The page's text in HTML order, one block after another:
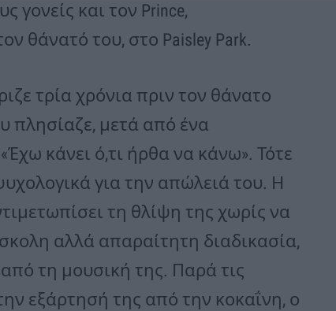
γονείς και τον Prince,
θάνατό του, στο Paisley Park.
τρία χρόνια πριν τον θάνατο
πλησίαζε, μετά από ένα
κάνει ό,τι ήρθα να κάνω». Τότε
για την απώλειά του. Η
τη θλίψη της χωρίς να
αλλά απαραίτητη διαδικασία,
τη μουσική της. Παρά τις
εξάρτησή της από την κοκαΐνη, ο